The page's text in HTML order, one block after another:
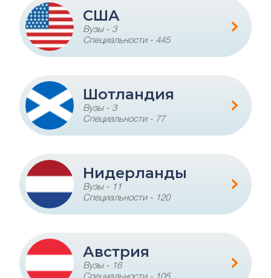
США
Вузы - 3
Специальности - 445
Шотландия
Вузы - 3
Специальности - 77
Нидерланды
Вузы - 11
Специальности - 120
Австрия
Вузы - 16